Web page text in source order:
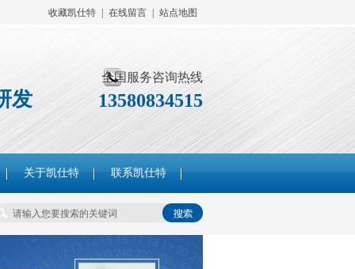
收藏凯仕特 在线留言 站点地图
全国服务咨询热线
13580834515
发
关于凯仕特 联系凯仕特